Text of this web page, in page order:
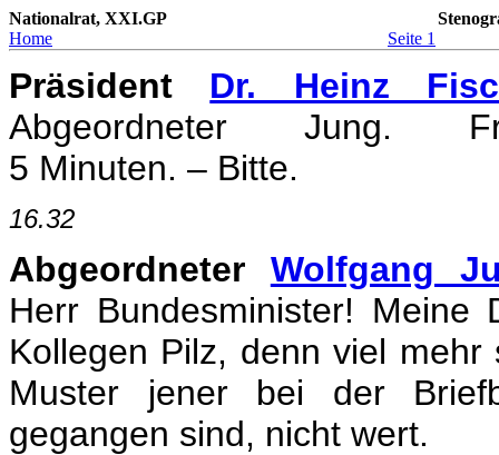
Nationalrat, XXI.GP
Home
Seite 1
Präsident Dr. Heinz
Abgeordneter Jung.
5 Minuten. – Bitte.
16.32
Abgeordneter Wolfgang
Herr Bundesminister!
Kollegen Pilz, denn viel
Muster jener bei der
gegangen sind, nicht wert.